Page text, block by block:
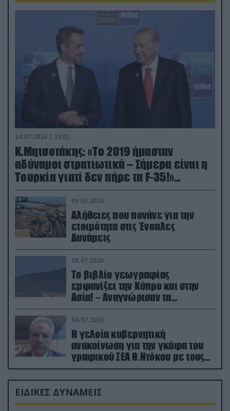
24.07.2026 | 22:02
Κ.Μητσοτάκης: «Το 2019 ήμασταν
αδύναμοι στρατιωτικά – Σήμερα είναι η
Τουρκία γιατί δεν πήρε τα F-35!»
(βίντεο)
09.07.2026
Αλήθειες που πονάνε για την
ετοιμότητα στις Ένοπλες
Δυνάμεις
08.07.2026
Το βιβλίο γεωγραφίας
εμφανίζει την Κύπρο και στην
Ασία! – Αναγνώρισαν τα
κατεχόμενα; (φωτο)
04.07.2026
Η γελοία κυβερνητική
ανακοίνωση για την γκάφα του
γραφικού ΣΕΑ Θ.Ντόκου με τους
Ρώσους φαρσέρ
ΕΙΔΙΚΕΣ ΔΥΝΑΜΕΙΣ